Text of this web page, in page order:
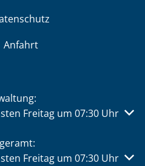
Anfahrt
oder Schließzeiten
Freitag um 07:30 Uhr
oder Schließzeiten
Freitag um 07:30 Uhr